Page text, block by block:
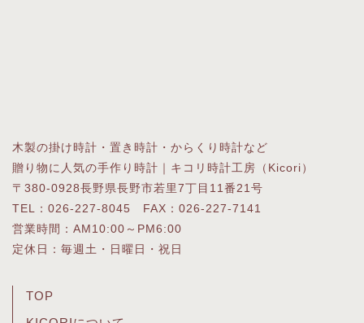
木製の掛け時計・置き時計・からくり時計など
贈り物に人気の手作り時計｜キコリ時計工房（Kicori）
〒380-0928長野県長野市若里7丁目11番21号
TEL：026-227-8045 FAX：026-227-7141
営業時間：AM10:00～PM6:00
定休日：毎週土・日曜日・祝日
TOP